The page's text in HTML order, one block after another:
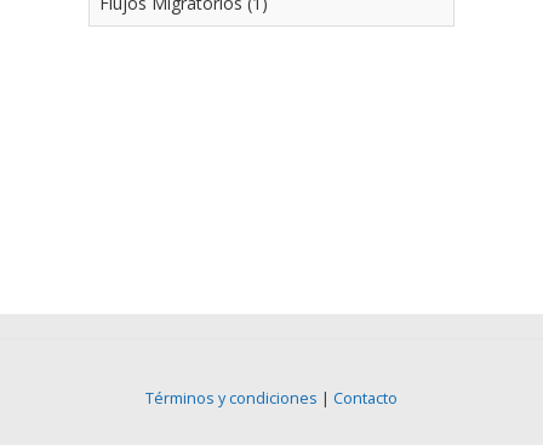
Términos y condiciones | Contacto